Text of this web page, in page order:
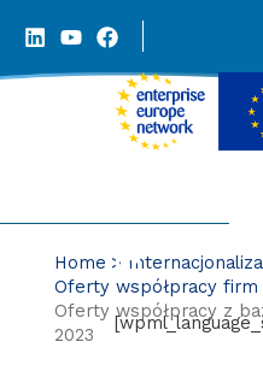
Home
Oferty współpracy firm
Oferty współpracy z
2023